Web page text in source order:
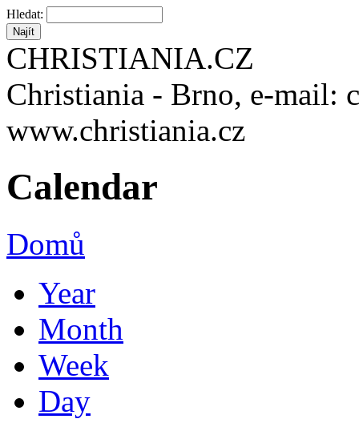
Hledat:
CHRISTIANIA.CZ
Christiania - Brno, e-mail:
www.christiania.cz
Calendar
Domů
Year
Month
Week
Day